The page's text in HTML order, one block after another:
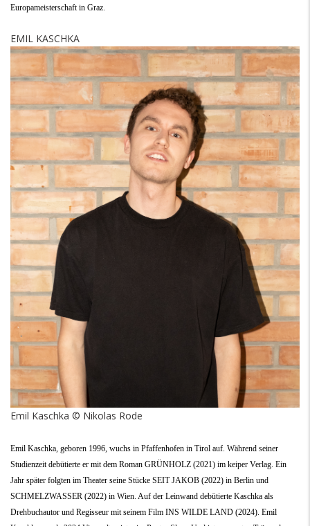
Europameisterschaft in Graz.
EMIL KASCHKA
Emil Kaschka © Nikolas Rode
Emil Kaschka, geboren 1996, wuchs in Pfaffenhofen in Tirol auf. Während seiner
Studienzeit debütierte er mit dem Roman GRÜNHOLZ (2021) im keiper Verlag. Ein
Jahr später folgten im Theater seine Stücke SEIT JAKOB (2022) in Berlin und
SCHMELZWASSER (2022) in Wien. Auf der Leinwand debütierte Kaschka als
Drehbuchautor und Regisseur mit seinem Film INS WILDE LAND (2024). Emil